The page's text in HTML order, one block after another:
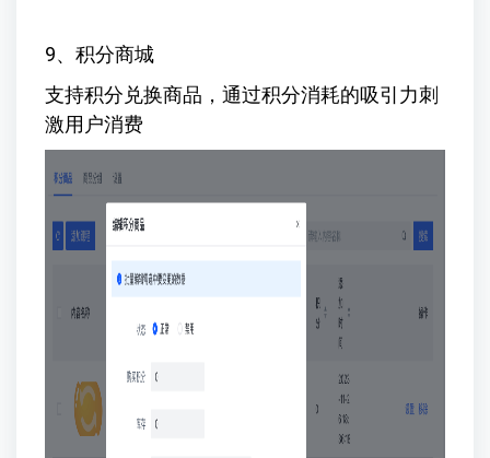
9、积分商城
支持积分兑换商品，通过积分消耗的吸引力刺
激用户消费